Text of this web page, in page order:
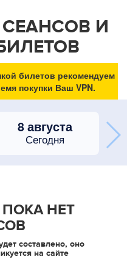
И
билетов рекомендуем
покупки Ваш VPN.
8 августа
Сегодня
ПОКА НЕТ
составлено, оно
на сайте